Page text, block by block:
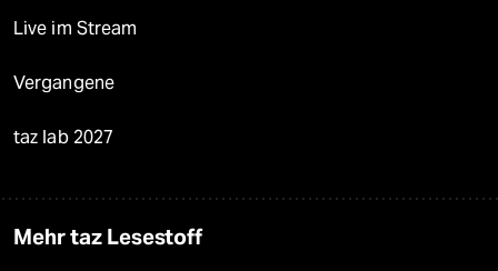
Live im Stream
Vergangene
taz lab 2027
Mehr taz Lesestoff